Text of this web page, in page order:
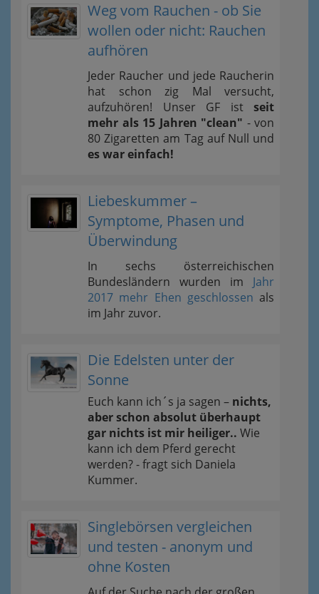
Weg vom Rauchen - ob Sie
wollen oder nicht: Rauchen
aufhören
Jeder Raucher und jede Raucherin
hat schon zig Mal versucht,
aufzuhören! Unser GF ist seit
mehr als 15 Jahren "clean" - von
80 Zigaretten am Tag auf Null und
es war einfach!
Liebeskummer –
Symptome, Phasen und
Überwindung
In sechs österreichischen
Bundesländern wurden im Jahr
2017 mehr Ehen geschlossen als
im Jahr zuvor.
Die Edelsten unter der
Sonne
Euch kann ich´s ja sagen – nichts,
aber schon absolut überhaupt
gar nichts ist mir heiliger.. Wie
kann ich dem Pferd gerecht
werden? - fragt sich Daniela
Kummer.
Singlebörsen vergleichen
und testen - anonym und
ohne Kosten